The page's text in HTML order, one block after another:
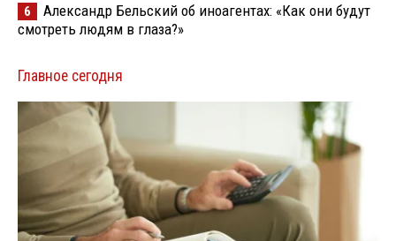
6
Александр Бельский об иноагентах: «Как они будут
смотреть людям в глаза?»
Главное сегодня